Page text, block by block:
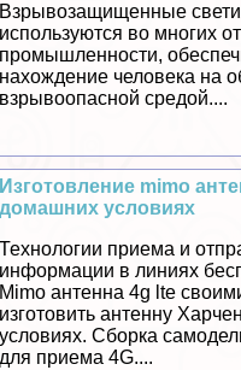
Взрывозащищенные
используются во многих
промышленности,
нахождение человека на
взрывоопасной средой....
Изготовление mimo
домашних условиях
Технологии приема и
информации в линиях
Mimo антенна 4g lte
изготовить антенну
условиях. Сборка
для приема 4G....